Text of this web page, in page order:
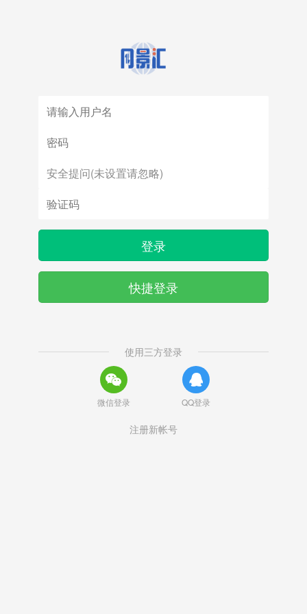
登录
快捷登录
使用三方登录
微信登录 QQ登录
注册新帐号